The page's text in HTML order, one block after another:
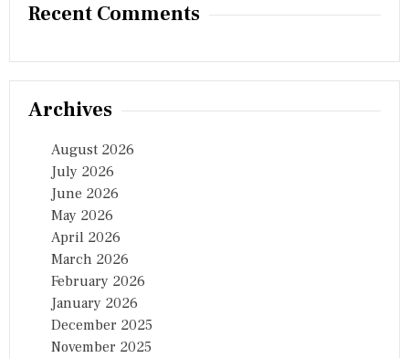
Recent Comments
Archives
August 2026
July 2026
June 2026
May 2026
April 2026
March 2026
February 2026
January 2026
December 2025
November 2025